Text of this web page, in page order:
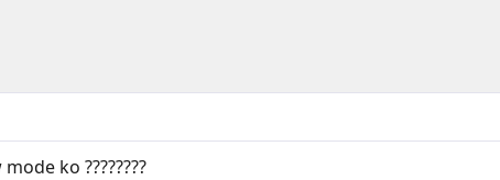
ko ????????